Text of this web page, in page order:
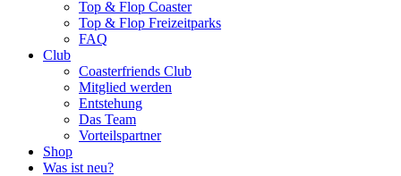
Top & Flop Coaster
Top & Flop Freizeitparks
FAQ
Club
Coasterfriends Club
Mitglied werden
Entstehung
Das Team
Vorteilspartner
Shop
Was ist neu?